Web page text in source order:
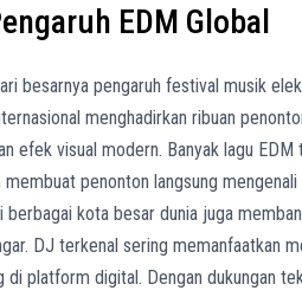
EDM Global
besarnya pengaruh festival musik
menghadirkan ribuan
efek visual modern. Banyak lagu
penonton langsung
kota besar dunia juga
DJ terkenal sering memanfaatkan
di platform digital. Dengan dukungan